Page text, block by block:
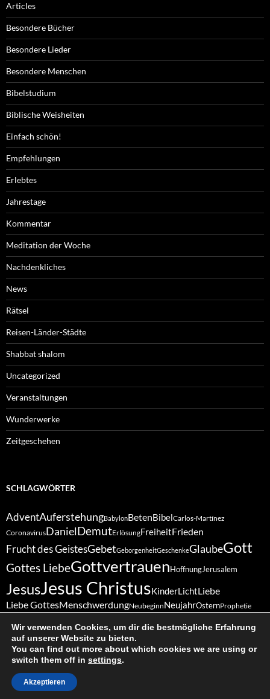
Articles
Besondere Bücher
Besondere Lieder
Besondere Menschen
Bibelstudium
Biblische Weisheiten
Einfach schön!
Empfehlungen
Erlebtes
Jahrestage
Kommentar
Meditation der Woche
Nachdenkliches
News
Rätsel
Reisen-Länder-Städte
Shabbat shalom
Uncategorized
Veranstaltungen
Wunderwerke
Zeitgeschehen
SCHLAGWÖRTER
AdventAuferstehungBabylonBetenBibelCarlos-Martínez
CoronavirusDanielDemutErlösungFreiheitFrieden
Frucht des GeistesGebetGeborgenheitGeschenkeGlaubeGott
Gottes LiebeGottvertrauenHoffnungJerusalem
JesusJesus ChristusKinderLichtLiebe
Liebe GottesMenschwerdungNeubeginnNeujahrOsternProphetie
RuheRuhetag Sabbat SchöpfergottSchöpfungTreueVergebung
VertrauenWeihnachtenWunder
© 2026 Elí Diez-Prida|
Wir verwenden Cookies, um dir die bestmögliche Erfahrung
auf unserer Website zu bieten.
You can find out more about which cookies we are using or
switch them off in settings.
Akzeptieren